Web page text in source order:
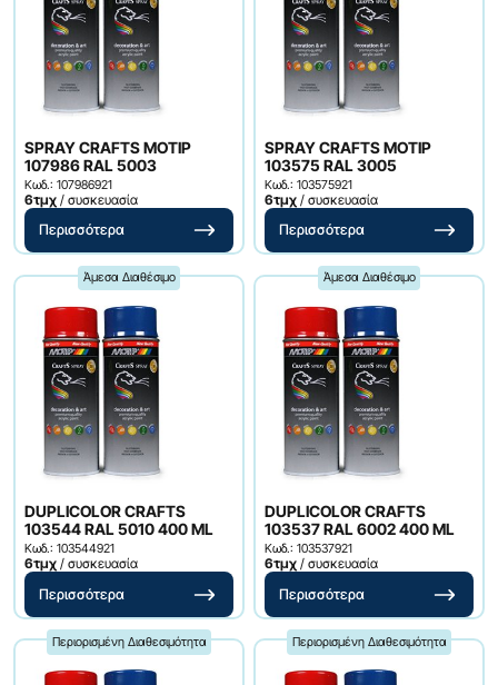
SPRAY CRAFTS MOTIP
107986 RAL 5003
Κωδ.: 107986921
6τμχ / συσκευασία
Περισσότερα
SPRAY CRAFTS MOTIP
103575 RAL 3005
Κωδ.: 103575921
6τμχ / συσκευασία
Περισσότερα
Άμεσα Διαθέσιμο
DUPLICOLOR CRAFTS
103544 RAL 5010 400 ML
Κωδ.: 103544921
6τμχ / συσκευασία
Περισσότερα
Άμεσα Διαθέσιμο
DUPLICOLOR CRAFTS
103537 RAL 6002 400 ML
Κωδ.: 103537921
6τμχ / συσκευασία
Περισσότερα
Περιορισμένη Διαθεσιμότητα Περιορισμένη Διαθεσιμότητα